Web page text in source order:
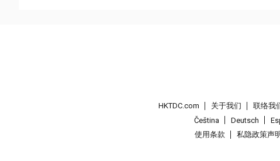
HKTDC.com 关于我们 联络我
Čeština
Deutsch
使用条款
私隐政策声